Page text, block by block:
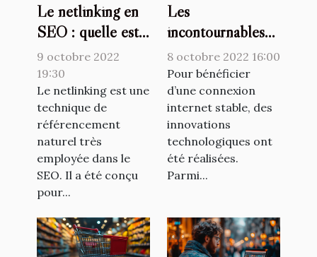
Le netlinking en
SEO : quelle est
l'importance ?
9 octobre 2022
19:30
Le netlinking est une
technique de
référencement
naturel très
employée dans le
SEO. Il a été conçu
pour...
Les
incontournables
avantages de la
fibre optique
8 octobre 2022 16:00
Pour bénéficier
d’une connexion
internet stable, des
innovations
technologiques ont
été réalisées.
Parmi...